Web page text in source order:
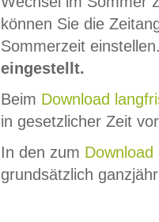
können Sie die
Sommerzeit
eingestellt.
Beim Download
in gesetzlicher Zeit
In den zum Download
grundsätzlich